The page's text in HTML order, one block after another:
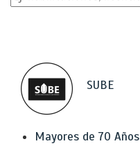
SUBE
Mayores de 70 Años